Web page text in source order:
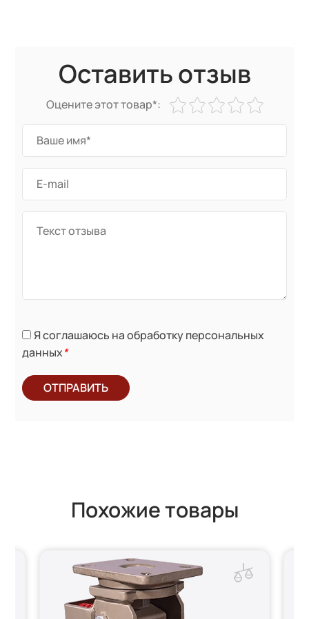
Оставить отзыв
Оцените этот товар*:
Я соглашаюсь на обработку персональных
данных*
ОТПРАВИТЬ
Похожие товары